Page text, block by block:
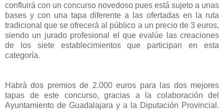
confluirá con un concurso novedoso pues está sujeto a unas
bases y con una tapa diferente a las ofertadas en la ruta
tradicional que se ofrecerá al público a un precio de 3 euros,
siendo un jurado profesional el que evalúe las creaciones
de los siete establecimientos que participan en esta
categoría.
Habrá dos premios de 2.000 euros para las dos mejores
tapas de este concurso, gracias a la colaboración del
Ayuntamiento de Guadalajara y a la Diputación Provincial.